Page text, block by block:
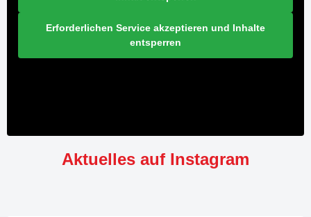
Erforderlichen Service akzeptieren und Inhalte
entsperren
Aktuelles auf Instagram